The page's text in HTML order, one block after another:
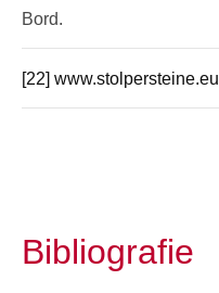
Bord.
[22] www.stolpersteine.eu
Bibliografie